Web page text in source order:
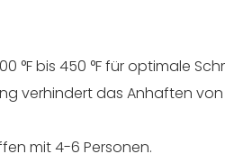
°F bis 450 °F für optimale
verhindert das Anhaften
mit 4-6 Personen.